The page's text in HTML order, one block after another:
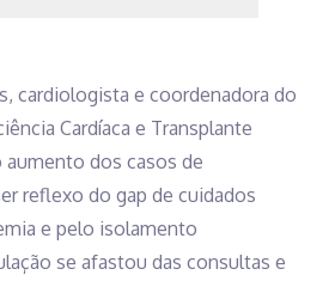
cardiologista e coordenadora do
Cardíaca e Transplante
aumento dos casos de
reflexo do gap de cuidados
e pelo isolamento
se afastou das consultas e